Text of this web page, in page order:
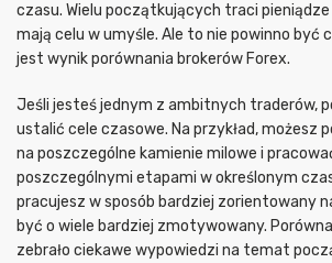
czasu. Wielu początkujących traci pieniądze
mają celu w umyśle. Ale to nie powinno być
jest wynik porównania brokerów Forex.
Jeśli jesteś jednym z ambitnych traderów,
ustalić cele czasowe. Na przykład, możesz
na poszczególne kamienie milowe i
poszczególnymi etapami w określonym
pracujesz w sposób bardziej zorientowany
być o wiele bardziej zmotywowany.
zebrało ciekawe wypowiedzi na temat